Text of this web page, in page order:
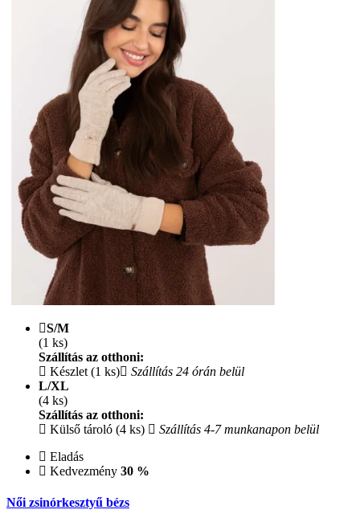
S/M
(1 ks)
Szállítás az otthoni:
Készlet (1 ks)
Szállítás 24 órán belül
L/XL
(4 ks)
Szállítás az otthoni:
Külső tároló (4 ks)
Szállítás 4-7 munkanapon belül
Eladás
Kedvezmény 30 %
Női zsinórkesztyű bézs